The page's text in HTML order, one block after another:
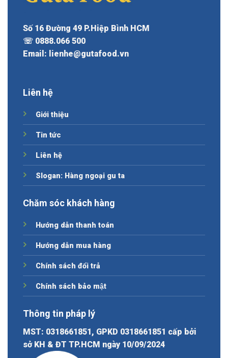
Số 16 Đường 49 P.Hiệp Bình HCM
☏ 0888.066 500
Email: lienhe@gutafood.vn
Liên hệ
Giới thiệu
Tin tức
Liên hệ
Slogan: Hàng ngoại gu ta
Chăm sóc khách hàng
Hướng dẫn thanh toán
Hướng dẫn mua hàng
Chính sách đổi trả
Chính sách bảo mật
Thông tin pháp lý
MST: 0318661851, GPKD 0318661851 cấp bởi
sở KH & ĐT TP.HCM ngày 10/09/2024